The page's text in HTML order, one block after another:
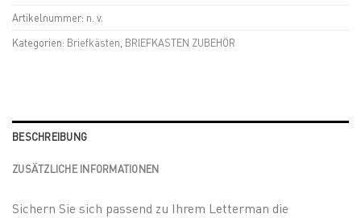
Artikelnummer: n. v.
Kategorien: Briefkästen BRIEFKASTEN ZUBEHÖR
BESCHREIBUNG
ZUSÄTZLICHE INFORMATIONEN
Sichern Sie sich passend zu Ihrem Letterman die